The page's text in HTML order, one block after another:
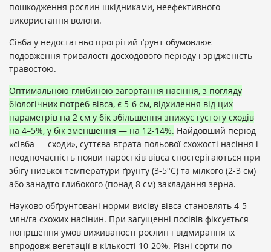
пошкодження рослин шкідниками, неефективного
використання вологи.
Сівба у недостатньо прогрітий ґрунт обумовлює
подовження тривалості досходового періоду і зрідженість
травостою.
Оптимальною глибиною загортання насіння, з погляду
біологічних потреб вівса, є 5-6 см, відхилення від цих
параметрів на 2 см у бік збільшення знижує густоту сходів
на 4–5%, у бік зменшення — на 12-14%. Найдовший період
«сівба — сходи», суттєва втрата польової схожості насіння і
неодночасність появи паростків вівса спостерігаються при
збігу низької температури ґрунту (3-5°С) та мілкого (2-3 см)
або занадто глибокого (понад 8 см) закладання зерна.
Науково обґрунтовані норми висіву вівса становлять 4-5
млн/га схожих насінин. При загущенні посівів фіксується
погіршення умов виживаності рослин і відмирання їх
впродовж вегетації в кількості 10-20%. Різні сорти по-